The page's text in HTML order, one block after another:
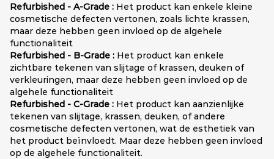
Refurbished - A-Grade : Het product kan enkele kleine
cosmetische defecten vertonen, zoals lichte krassen,
maar deze hebben geen invloed op de algehele
functionaliteit
Refurbished - B-Grade : Het product kan enkele
zichtbare tekenen van slijtage of krassen, deuken of
verkleuringen, maar deze hebben geen invloed op de
algehele functionaliteit
Refurbished - C-Grade : Het product kan aanzienlijke
tekenen van slijtage, krassen, deuken, of andere
cosmetische defecten vertonen, wat de esthetiek van
het product beïnvloedt. Maar deze hebben geen invloed
op de algehele functionaliteit.